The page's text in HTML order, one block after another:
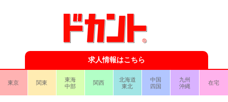
求人情報はこちら
東京 関東
東海
中部
関西
北海道
東北
中国
四国
九州
沖縄
在宅